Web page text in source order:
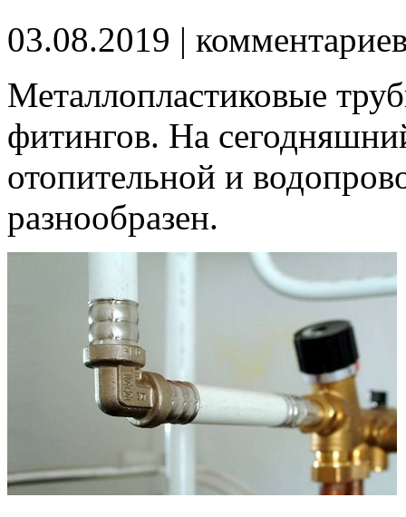
03.08.2019 |
Металлопластиковые
фитингов. На
отопительной и
разнообразен.